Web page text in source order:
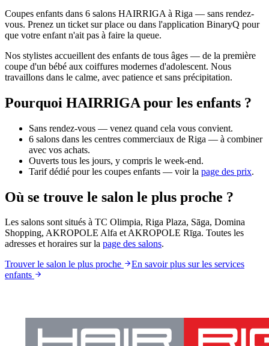
Coupes enfants dans 6 salons HAIRRIGA à Riga — sans rendez-
vous. Prenez un ticket sur place ou dans l'application BinaryQ pour
que votre enfant n'ait pas à faire la queue.
Nos stylistes accueillent des enfants de tous âges — de la première
coupe d'un bébé aux coiffures modernes d'adolescent. Nous
travaillons dans le calme, avec patience et sans précipitation.
Pourquoi HAIRRIGA pour les enfants ?
Sans rendez-vous — venez quand cela vous convient.
6 salons dans les centres commerciaux de Riga — à combiner
avec vos achats.
Ouverts tous les jours, y compris le week-end.
Tarif dédié pour les coupes enfants — voir la page des prix.
Où se trouve le salon le plus proche ?
Les salons sont situés à TC Olimpia, Riga Plaza, Sāga, Domina
Shopping, AKROPOLE Alfa et AKROPOLE Rīga. Toutes les
adresses et horaires sur la page des salons.
Trouver le salon le plus proche
En savoir plus sur les services
enfants